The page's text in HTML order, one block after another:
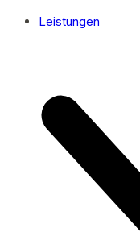
Leistungen